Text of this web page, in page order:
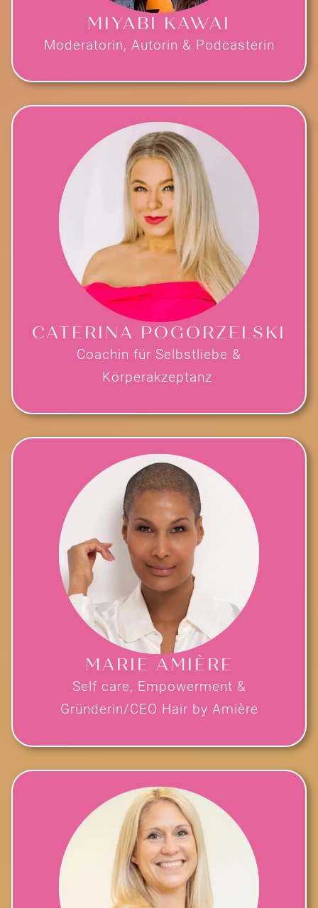
MIYABI KAWAI
Moderatorin, Autorin & Podcasterin
CATERINA POGORZELSKI
Coachin für Selbstliebe &
Körperakzeptanz
MARIE AMIÈRE
Self care, Empowerment &
Gründerin/CEO Hair by Amière